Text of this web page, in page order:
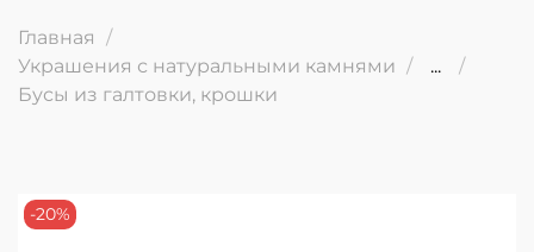
Главная
Украшения с натуральными камнями
...
Бусы из галтовки, крошки
-20%